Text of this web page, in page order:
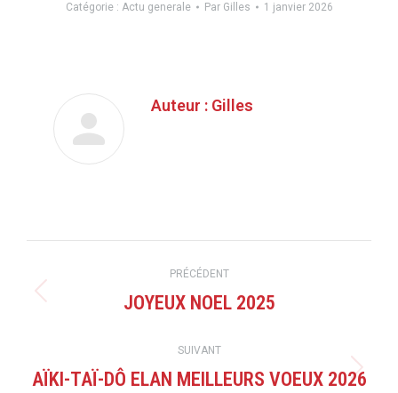
Catégorie : Actu generale Par Gilles 1 janvier 2026
Auteur : Gilles
article
PRÉCÉDENT
Article
:
JOYEUX NOEL 2025
SUIVANT
Article
AÏKI-TAÏ-DÔ ELAN MEILLEURS VOEUX 2026